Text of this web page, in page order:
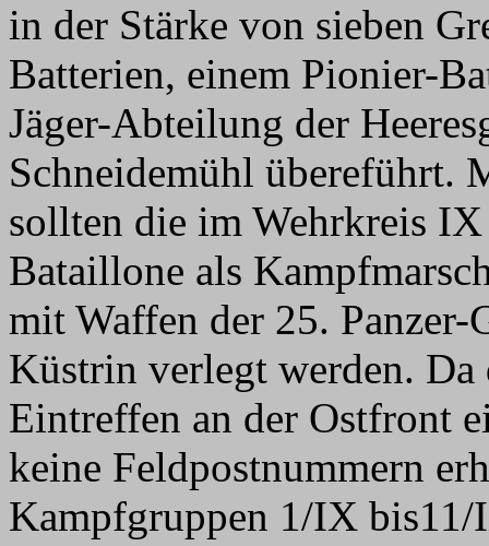
in der Stärke von sieben
Batterien, einem Pionier-
Jäger-Abteilung der
Schneidemühl übereführt.
sollten die im Wehrkreis
Bataillone als
mit Waffen der 25.
Küstrin verlegt werden.
Eintreffen an der Ostfront
keine Feldpostnummern
Kampfgruppen 1/IX